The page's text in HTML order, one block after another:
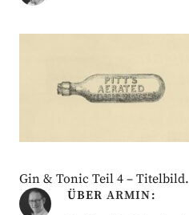
Gin & Tonic Teil 4 – Titelbild.
ÜBER ARMIN